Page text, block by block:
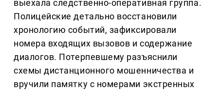
выехала следственно-оперативная группа.
Полицейские детально восстановили
хронологию событий, зафиксировали
номера входящих вызовов и содержание
диалогов. Потерпевшему разъяснили
схемы дистанционного мошенничества и
вручили памятку с номерами экстренных